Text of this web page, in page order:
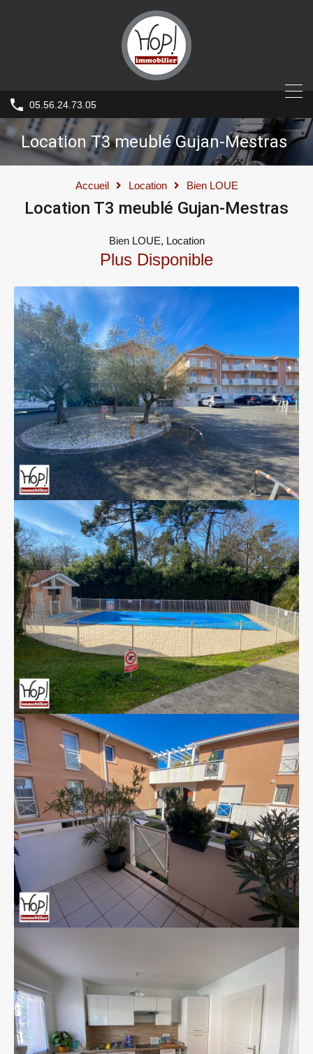
05.56.24.73.05
Location T3 meublé Gujan-Mestras
Accueil Location Bien LOUE
Location T3 meublé Gujan-Mestras
Bien LOUE, Location
Plus Disponible